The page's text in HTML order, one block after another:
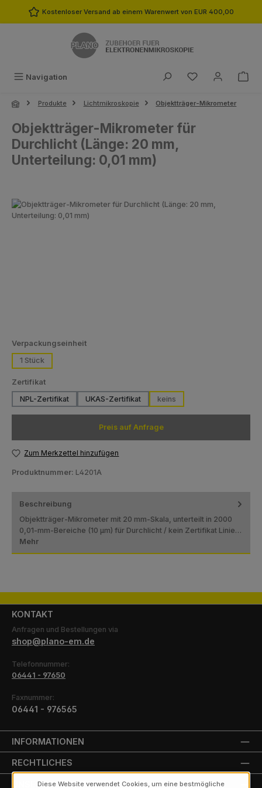
Zum Hauptinhalt springen
Kostenloser Versand ab einem Warenwert von EUR 400,00
Navigation Du hast 0
Produkte Lichtmikroskopie Objektträger-Mikrometer
Objektträger-Mikrometer für
Durchlicht (Länge: 20 mm,
Unterteilung: 0,01 mm)
Bildergalerie überspringen
Verpackungseinheitauswählen
1 Stück
Zertifikatauswählen
NPL-Zertifikat
UKAS-Zertifikat keins
Preis auf Anfrage
Zum Merkzettel hinzufügen
Produktnummer: L4201A
Beschreibung
Objektträger-Mikrometer mit 20 mm-Skala, unterteilt in 2000
0,01-mm-Bereiche (10 µm) für Durchlicht / kein Zertifikat Linie…
Mehr
KONTAKT
Anfragen und Bestellungen via
shop@plano-em.de
Telefonnummer:
06441 - 97650
Faxnummer:
06441 - 976565
INFORMATIONEN
RECHTLICHES
UNSERE PARTNER
Diese Website verwendet Cookies, um eine bestmögliche